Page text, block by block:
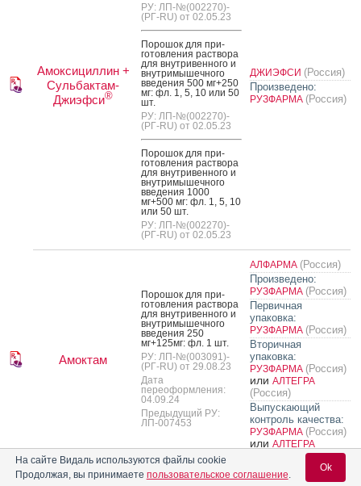
Амоксициллин +
Сульбактам-
Джиэфси®
РУ: ЛП-№(002270)-
(РГ-RU) от 02.05.23
По­рошок для при­
готов­ле­ния рас­тво­ра
для внут­ри­вен­но­го и
внут­ри­мышеч­но­го
вве­дения 500 мг+250
мг: фл. 1, 5, 10 или 50
шт.
РУ: ЛП-№(002270)-
(РГ-RU) от 02.05.23
По­рошок для при­
готов­ле­ния рас­тво­ра
для внут­ри­вен­но­го и
внут­ри­мышеч­но­го
вве­дения 1000
мг+500 мг: фл. 1, 5, 10
или 50 шт.
РУ: ЛП-№(002270)-
(РГ-RU) от 02.05.23
ДЖИЭФСИ (Россия)
Произведено:
РУЗФАРМА (Россия)
Амоктам
По­рошок для при­
готов­ле­ния рас­тво­ра
для внут­ри­вен­но­го и
внут­ри­мышеч­но­го
вве­дения 250
мг+125мг: фл. 1 шт.
РУ: ЛП-№(003091)-
(РГ-RU) от 29.08.23
Дата
переоформления:
04.09.24
Предыдущий РУ:
ЛП-007453
АЛФАРМА (Россия)
Произведено:
РУЗФАРМА (Россия)
Первичная
упаковка:
РУЗФАРМА (Россия)
Вторичная
упаковка:
РУЗФАРМА (Россия)
или АЛТЕГРА
(Россия)
Выпускающий
контроль качества:
РУЗФАРМА (Россия)
или АЛТЕГРА
На сайте Видаль используются файлы cookie
Продолжая, вы принимаете пользовательское соглашение.
Ok